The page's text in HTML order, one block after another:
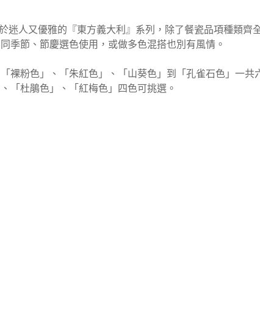
迷人又優雅的『東方義大利』系列，除了餐瓷品項種類齊
、節慶選色使用，或做多色混搭也別有風情。
色」、「朱紅色」、「山葵色」到「孔雀石色」一共
鵑色」、「紅梅色」四色可挑選。